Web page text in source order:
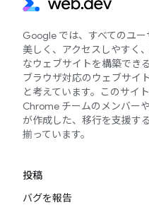
Google では、すべてのユー
美しく、アクセスしやすく
なウェブサイトを構築でき
ブラウザ対応のウェブサイ
と考えています。このサイト
Chrome チームのメンバー
が作成した、移行を支援す
揃っています。
投稿
バグを報告